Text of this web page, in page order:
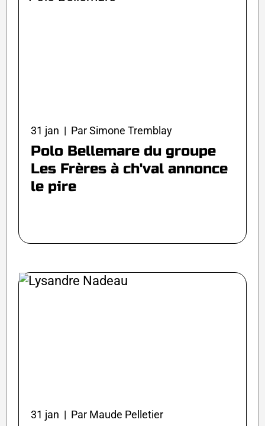
31 jan | Par Simone Tremblay
Polo Bellemare du groupe
Les Frères à ch'val annonce
le pire
31 jan | Par Maude Pelletier